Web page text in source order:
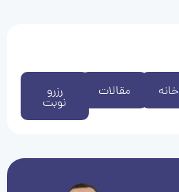
رزرو
نوبت
مقالات خانه